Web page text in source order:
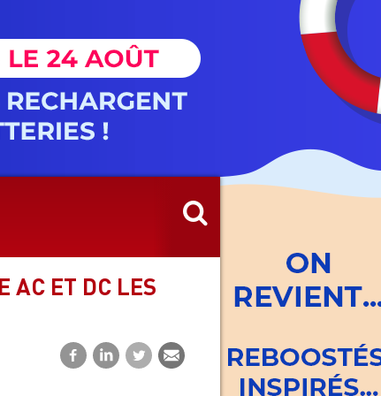
AC ET DC LES